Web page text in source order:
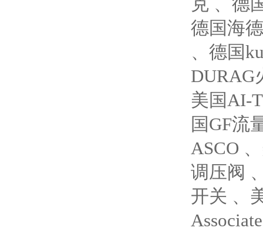
克 、德
德国海
、德国
DURAG
美国AI-
国GF流
ASCO
调压阀
开关 、